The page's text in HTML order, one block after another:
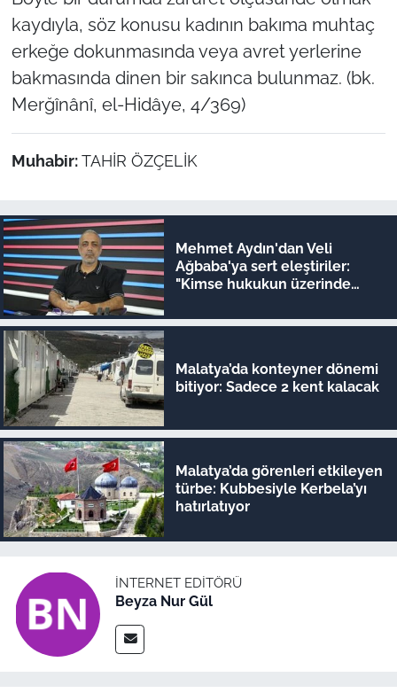
kaydıyla, söz konusu kadının bakıma muhtaç
erkeğe dokunmasında veya avret yerlerine
bakmasında dinen bir sakınca bulunmaz. (bk.
Merğînânî, el-Hidâye, 4/369)
Muhabir: TAHİR ÖZÇELİK
Mehmet Aydın'dan Veli
Ağbaba'ya sert eleştiriler:
"Kimse hukukun üzerinde
Malatya’da konteyner dönemi
bitiyor: Sadece 2 kent kalacak
Malatya’da görenleri etkileyen
türbe: Kubbesiyle Kerbela’yı
hatırlatıyor
İNTERNET EDITÖRÜ
Beyza Nur Gül